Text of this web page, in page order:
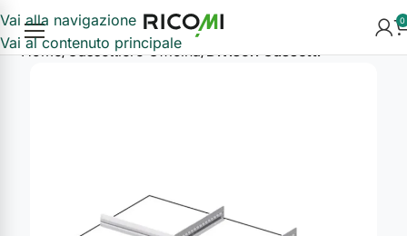
Vai alla navigazione
Vai al contenuto principale
0
Home Cassettiere Officina Divisori Cassetti